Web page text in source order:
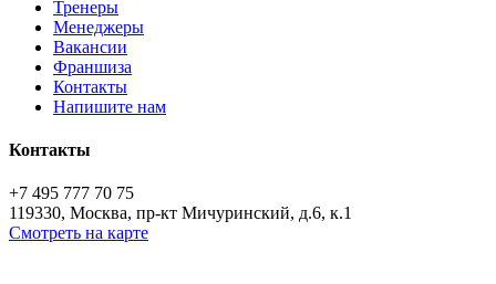
Тренеры
Менеджеры
Вакансии
Франшиза
Контакты
Напишите нам
Контакты
+7 495 777 70 75
119330, Москва, пр-кт Мичуринский, д.6, к.1
Смотреть на карте